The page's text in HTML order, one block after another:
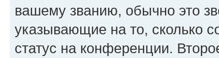
вашему званию, обычно это
указывающие на то, сколько
статус на конференции.